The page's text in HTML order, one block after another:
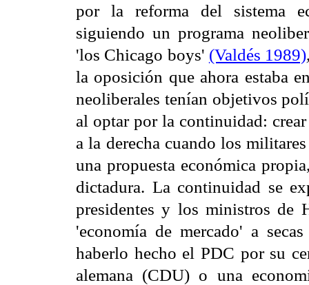
por la reforma del sistema
siguiendo un programa
'los Chicago boys' (Valdés 1989)
la oposición que ahora estaba
neoliberales tenían objetivos
al optar por la continuidad:
a la derecha cuando los
una propuesta económica
dictadura. La continuidad se
presidentes y los ministros de
'economía de mercado' a
haberlo hecho el PDC por su
alemana (CDU) o una